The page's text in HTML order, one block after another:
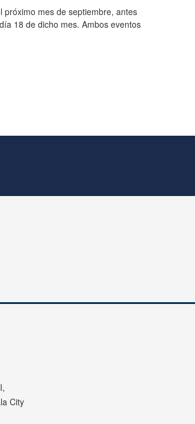
próximo mes de septiembre, antes
18 de dicho mes. Ambos eventos
City